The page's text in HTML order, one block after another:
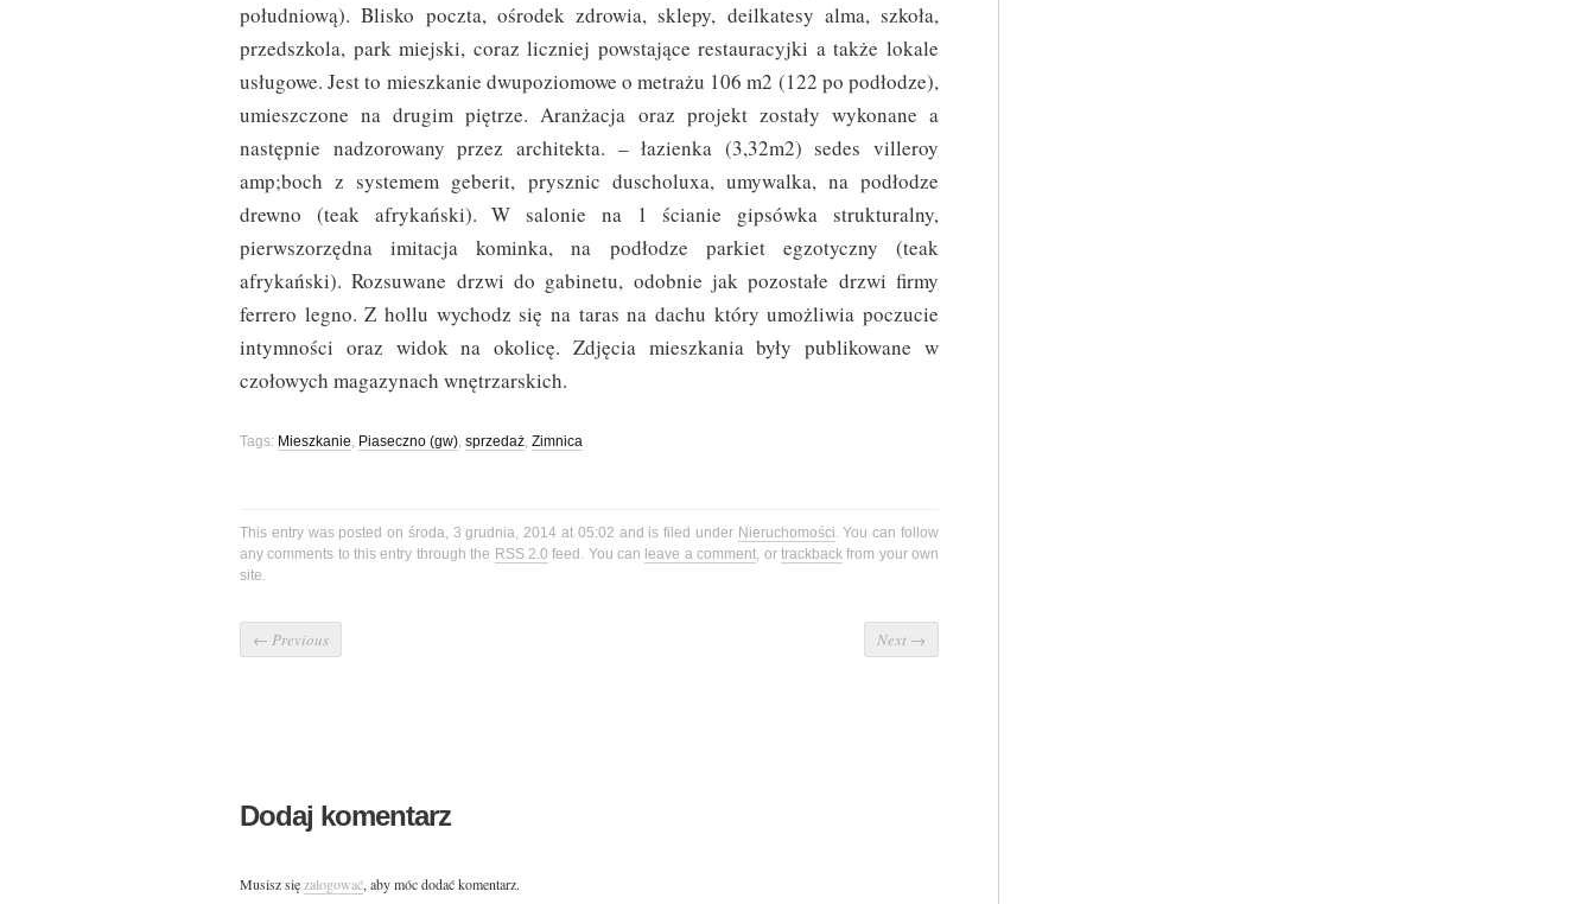
południową). Blisko poczta, ośrodek zdrowia, sklepy, deilkatesy alma, szkoła,
przedszkola, park miejski, coraz liczniej powstające restauracyjki a także lokale
usługowe. Jest to mieszkanie dwupoziomowe o metrażu 106 m2 (122 po podłodze),
umieszczone na drugim piętrze. Aranżacja oraz projekt zostały wykonane a
następnie nadzorowany przez architekta. – łazienka (3,32m2) sedes villeroy
amp;boch z systemem geberit, prysznic duscholuxa, umywalka, na podłodze
drewno (teak afrykański). W salonie na 1 ścianie gipsówka strukturalny,
pierwszorzędna imitacja kominka, na podłodze parkiet egzotyczny (teak
afrykański). Rozsuwane drzwi do gabinetu, odobnie jak pozostałe drzwi firmy
ferrero legno. Z hollu wychodz się na taras na dachu który umożliwia poczucie
intymności oraz widok na okolicę. Zdjęcia mieszkania były publikowane w
czołowych magazynach wnętrzarskich.
Tags: Mieszkanie, Piaseczno (gw), sprzedaż, Zimnica
This entry was posted on środa, 3 grudnia, 2014 at 05:02 and is filed under Nieruchomości. You can follow
any comments to this entry through the RSS 2.0 feed. You can leave a comment, or trackbackfrom your own
site.
← Previous Next →
Dodaj komentarz
Musisz sięzalogować, aby móc dodać komentarz.